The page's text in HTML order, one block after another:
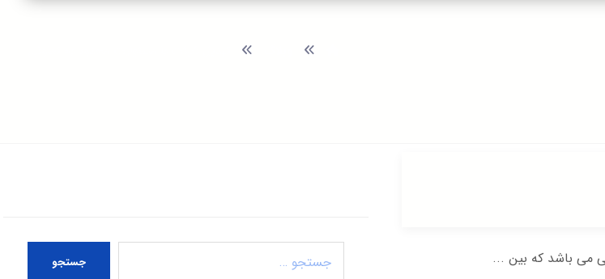
می باشد که بین ... جستجو